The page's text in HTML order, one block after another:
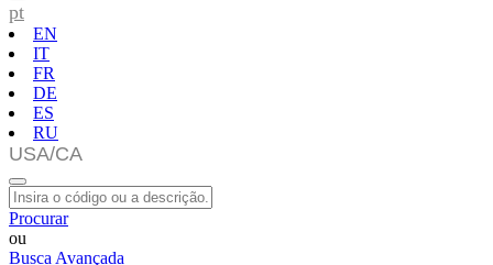
pt
EN
IT
FR
DE
ES
RU
Procurar
ou
Busca Avançada